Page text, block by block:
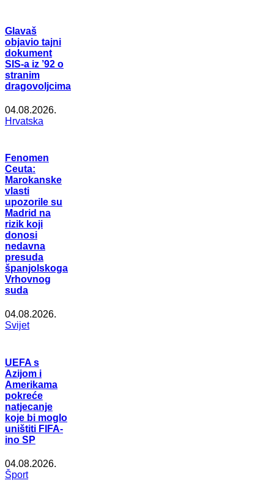
Glavaš
objavio tajni
dokument
SIS-a iz ’92 o
stranim
dragovoljcima
04.08.2026.
Hrvatska
Fenomen
Ceuta:
Marokanske
vlasti
upozorile su
Madrid na
rizik koji
donosi
nedavna
presuda
španjolskoga
Vrhovnog
suda
04.08.2026.
Svijet
UEFA s
Azijom i
Amerikama
pokreće
natjecanje
koje bi moglo
uništiti FIFA-
ino SP
04.08.2026.
Šport